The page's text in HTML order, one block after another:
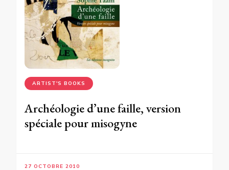
ARTIST'S BOOKS
Archéologie d’une faille, version
spéciale pour misogyne
27 OCTOBRE 2010